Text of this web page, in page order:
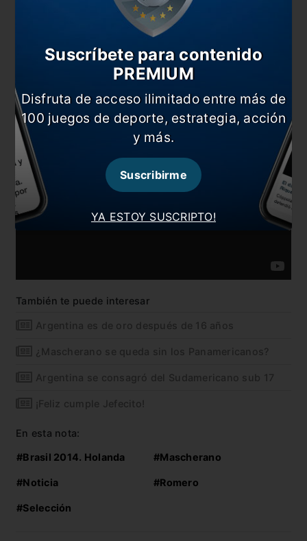
mundialista luego de 34 años.
También te puede interesar
Argentina es de oro después de 16 años
¿Mascherano se queda sin los Panamericanos?
Argentina se consagró del Sudamericano sub 17
¡Feliz cumple Jefecito!
En esta nota:
#Brasil 2014. Holanda #Mascherano
#Noticia #Romero
#Selección
YA ESTOY SUSCRIPTO!
Suscríbete para contenido
PREMIUM
Disfruta de acceso ilimitado entre más de
100 juegos de deporte, estrategia, acción
y más.
Suscribirme